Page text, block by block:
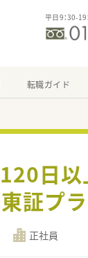
平日9：30-19
転職ガイド
日以
証プ
正社員